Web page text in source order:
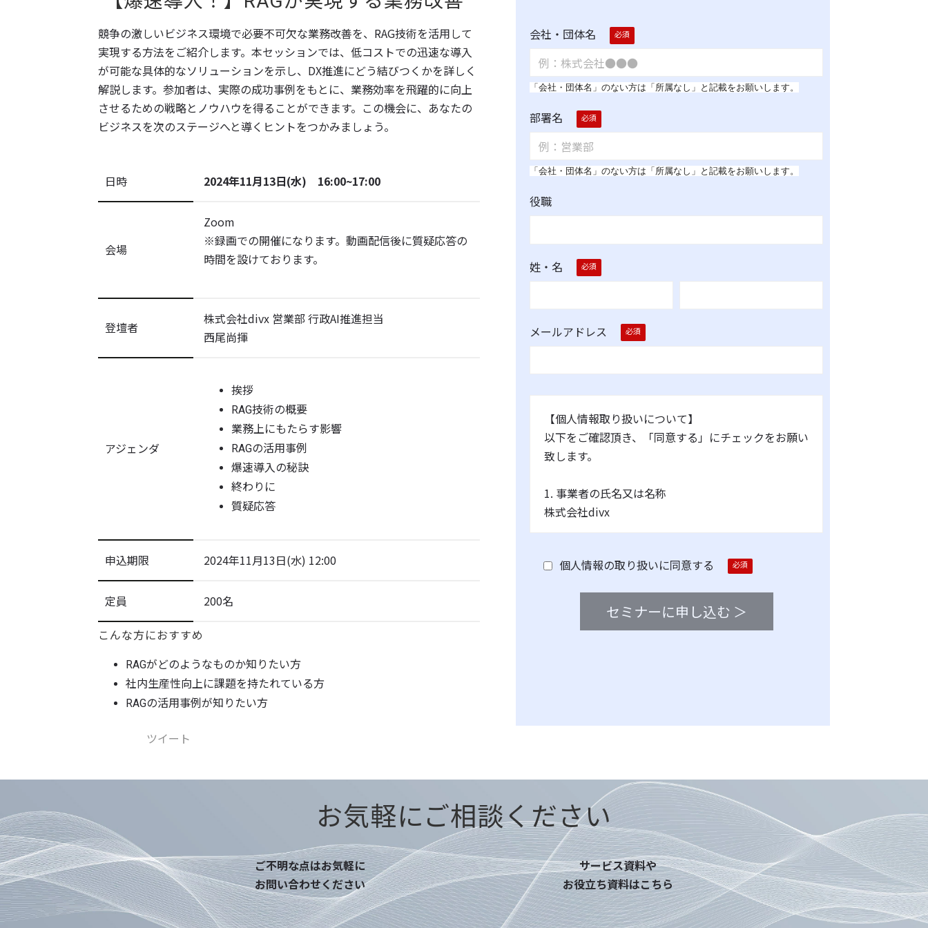
競争の激しいビジネス環境で必要不可欠な業務改善を、RAG技術を活用して
実現する方法をご紹介します。本セッションでは、低コストでの迅速な導入
が可能な具体的なソリューションを示し、DX推進にどう結びつくかを詳しく
解説します。参加者は、実際の成功事例をもとに、業務効率を飛躍的に向上
させるための戦略とノウハウを得ることができます。この機会に、あなたの
ビジネスを次のステージへと導くヒントをつかみましょう。
日時 2024年11月13日(水) 16:00~17:00
会場
Zoom
※録画での開催になります。動画配信後に質疑応答の
時間を設けております。
登壇者
株式会社divx 営業部 行政AI推進担当
西尾尚揮
アジェンダ
挨拶
RAG技術の概要
業務上にもたらす影響
RAGの活用事例
爆速導入の秘訣
終わりに
質疑応答
申込期限 2024年11月13日(水) 12:00
定員 200名
こんな方におすすめ
RAGがどのようなものか知りたい方
社内生産性向上に課題を持たれている方
RAGの活用事例が知りたい方
会社・団体名
「会社・団体名」のない方は「所属なし」 と記載をお願いします。
部署名
「会社・団体名」のない方は「所属なし」 と記載をお願いします。
役職
姓・名
メールアドレス
【個人情報取り扱いについて】
以下をご確認頂き、「同意する」にチェックをお願い
致します。
1. 事業者の氏名又は名称
株式会社divx
名又は職名、所属及び連絡先
連絡先：info@divx.co.jp
に限り、個人情報を外部に委託することがあります。
この場合、個人情報保護水準の高い委託先を選定
し、個人情報の適正管理・機密保持についての契約
を交わし、適切な管理を実施させます。
5. 個人情報の開示等の請求
ご本人様は、当社に対してご自身の個人情報の開
示等（利用目的の通知、開示、内容の訂正・追加・
個人情報の取り扱いに同意する
ツイート
お気軽にご相談ください
ご不明な点はお気軽に
お問い合わせください
サービス資料や
お役立ち資料はこちら